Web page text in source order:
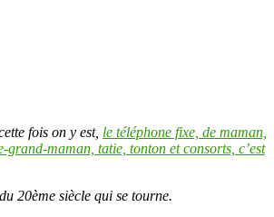
fois on y est, le téléphone fixe, de maman,
maman, tatie, tonton et consorts, c’est
20ème siècle qui se tourne.